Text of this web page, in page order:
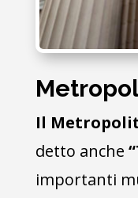
Il
detto anche
importanti